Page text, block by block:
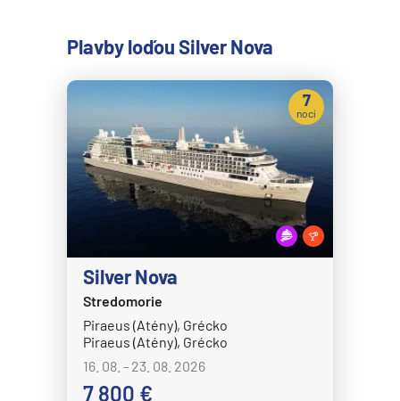
Plavby loďou Silver Nova
Silver Nova
Stredomorie
Piraeus (Atény), Grécko
Piraeus (Atény), Grécko
16. 08. - 23. 08. 2026
7 800 €
7
nocí